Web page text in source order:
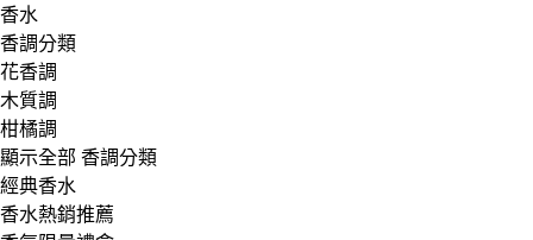
香水
香調分類
花香調
木質調
柑橘調
顯示全部 香調分類
經典香水
香水熱銷推薦